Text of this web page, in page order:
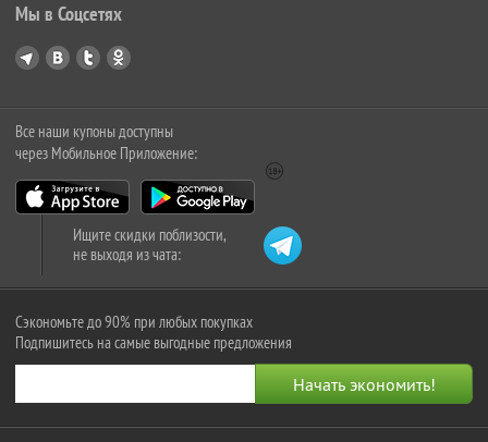
Мы в Соцсетях
Все наши купоны доступны
через Мобильное Приложение:
Ищите скидки поблизости,
не выходя из чата:
Сэкономьте до 90% при любых покупках
Подпишитесь на самые выгодные предложения